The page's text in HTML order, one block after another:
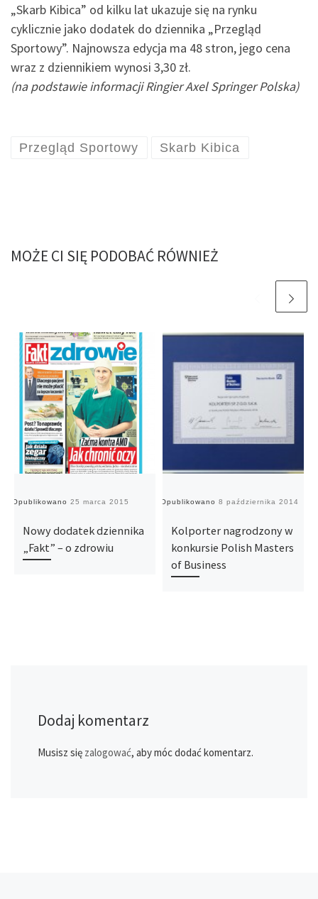
„Skarb Kibica” od kilku lat ukazuje się na rynku
cyklicznie jako dodatek do dziennika „Przegląd
Sportowy”. Najnowsza edycja ma 48 stron, jego cena
wraz z dziennikiem wynosi 3,30 zł.
(na podstawie informacji Ringier Axel Springer Polska)
Przegląd Sportowy Skarb Kibica
MOŻE CI SIĘ PODOBAĆ RÓWNIEŻ
Opublikowano 25 marca 2015
Nowy dodatek dziennika
„Fakt” – o zdrowiu
Opublikowano 8 października 2014
Kolporter nagrodzony w
konkursie Polish Masters
of Business
Dodaj komentarz
Musisz się zalogować, aby móc dodać komentarz.